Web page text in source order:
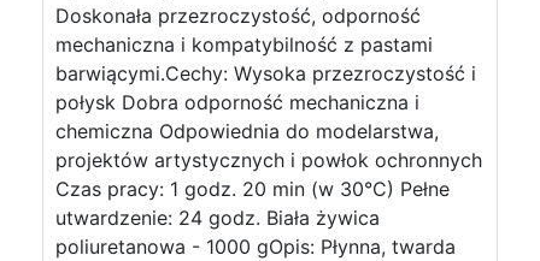
Doskonała przezroczystość, odporność
mechaniczna i kompatybilność z pastami
barwiącymi.Cechy: Wysoka przezroczystość i
połysk Dobra odporność mechaniczna i
chemiczna Odpowiednia do modelarstwa,
projektów artystycznych i powłok ochronnych
Czas pracy: 1 godz. 20 min (w 30°C) Pełne
utwardzenie: 24 godz. Biała żywica
poliuretanowa - 1000 gOpis: Płynna, twarda